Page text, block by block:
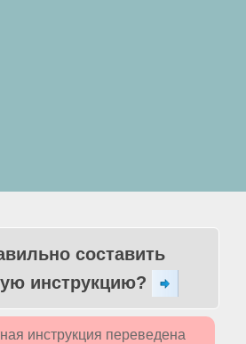
составить
инструкцию?
инструкция переведена